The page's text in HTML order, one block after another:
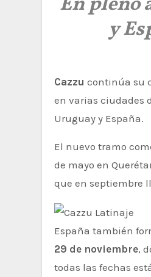
y
Cazzu continúa su
en varias ciudades
Uruguay y España.
El nuevo tramo
de mayo en
que en septiembre
España también
29 de noviembre,
todas las fechas